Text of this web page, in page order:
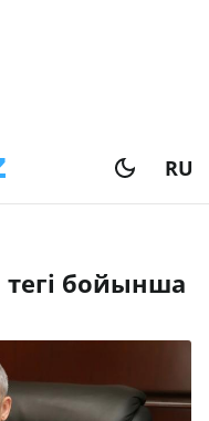
RU
тегі бойынша